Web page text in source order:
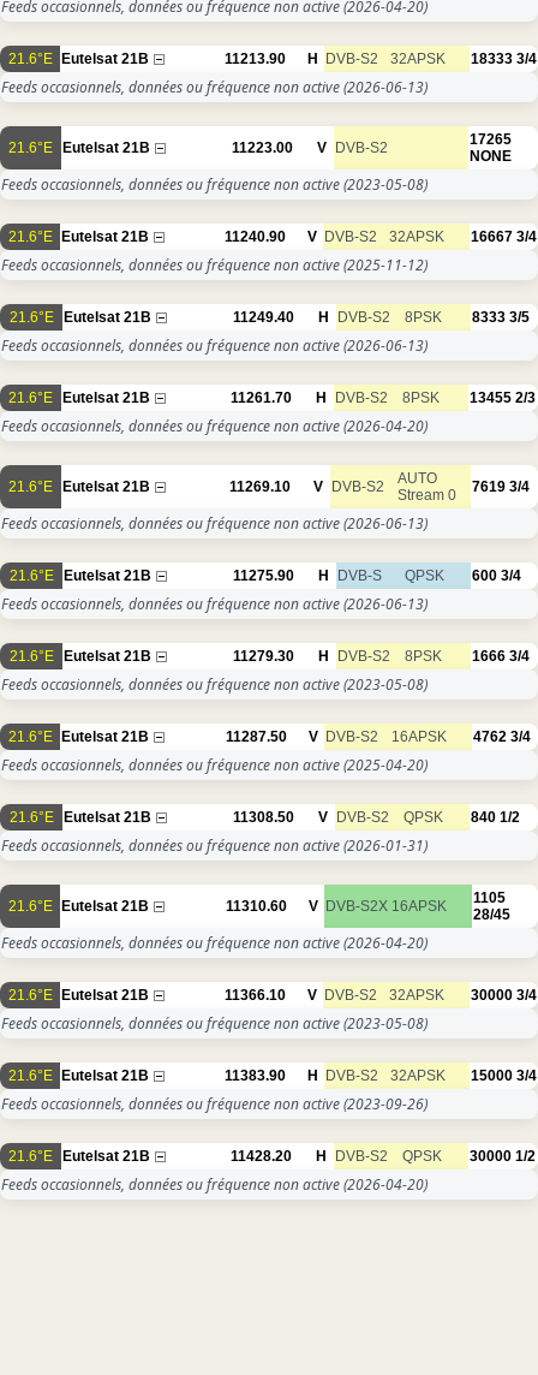
Feeds occasionnels, données ou fréquence non active(2026-04-20)
21.6°E Eutelsat 21B 11213.90 H DVB-S2 32APSK 18333 3/4
Feeds occasionnels, données ou fréquence non active(2026-06-13)
21.6°E Eutelsat 21B 11223.00 V DVB-S2
17265
NONE
Feeds occasionnels, données ou fréquence non active(2023-05-08)
21.6°E Eutelsat 21B 11240.90 V DVB-S2 32APSK 16667 3/4
Feeds occasionnels, données ou fréquence non active(2025-11-12)
21.6°E Eutelsat 21B 11249.40 H DVB-S2 8PSK 8333 3/5
Feeds occasionnels, données ou fréquence non active(2026-06-13)
21.6°E Eutelsat 21B 11261.70 H DVB-S2 8PSK 13455 2/3
Feeds occasionnels, données ou fréquence non active(2026-04-20)
21.6°E Eutelsat 21B 11269.10 V DVB-S2
AUTO
Stream 0
7619 3/4
Feeds occasionnels, données ou fréquence non active(2026-06-13)
21.6°E Eutelsat 21B 11275.90 H DVB-S QPSK 600 3/4
Feeds occasionnels, données ou fréquence non active(2026-06-13)
21.6°E Eutelsat 21B 11279.30 H DVB-S2 8PSK 1666 3/4
Feeds occasionnels, données ou fréquence non active(2023-05-08)
21.6°E Eutelsat 21B 11287.50 V DVB-S2 16APSK 4762 3/4
Feeds occasionnels, données ou fréquence non active(2025-04-20)
21.6°E Eutelsat 21B 11308.50 V DVB-S2 QPSK 840 1/2
Feeds occasionnels, données ou fréquence non active(2026-01-31)
21.6°E Eutelsat 21B 11310.60 V DVB-S2X 16APSK
1105
28/45
Feeds occasionnels, données ou fréquence non active(2026-04-20)
21.6°E Eutelsat 21B 11366.10 V DVB-S2 32APSK 30000 3/4
Feeds occasionnels, données ou fréquence non active(2023-05-08)
21.6°E Eutelsat 21B 11383.90 H DVB-S2 32APSK 15000 3/4
Feeds occasionnels, données ou fréquence non active(2023-09-26)
21.6°E Eutelsat 21B 11428.20 H DVB-S2 QPSK 30000 1/2
Feeds occasionnels, données ou fréquence non active(2026-04-20)